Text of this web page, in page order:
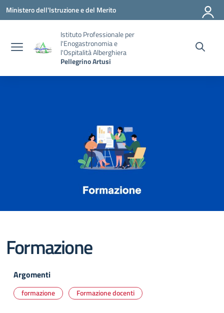
Vai ai contenuti
Vai al menu di navigazione
Vai al footer
Ministero dell'Istruzione e del Merito
Istituto Professionale per
l'Enogastronomia e
l'Ospitalità Alberghiera
Pellegrino Artusi
Formazione
Argomenti
formazione Formazione docenti